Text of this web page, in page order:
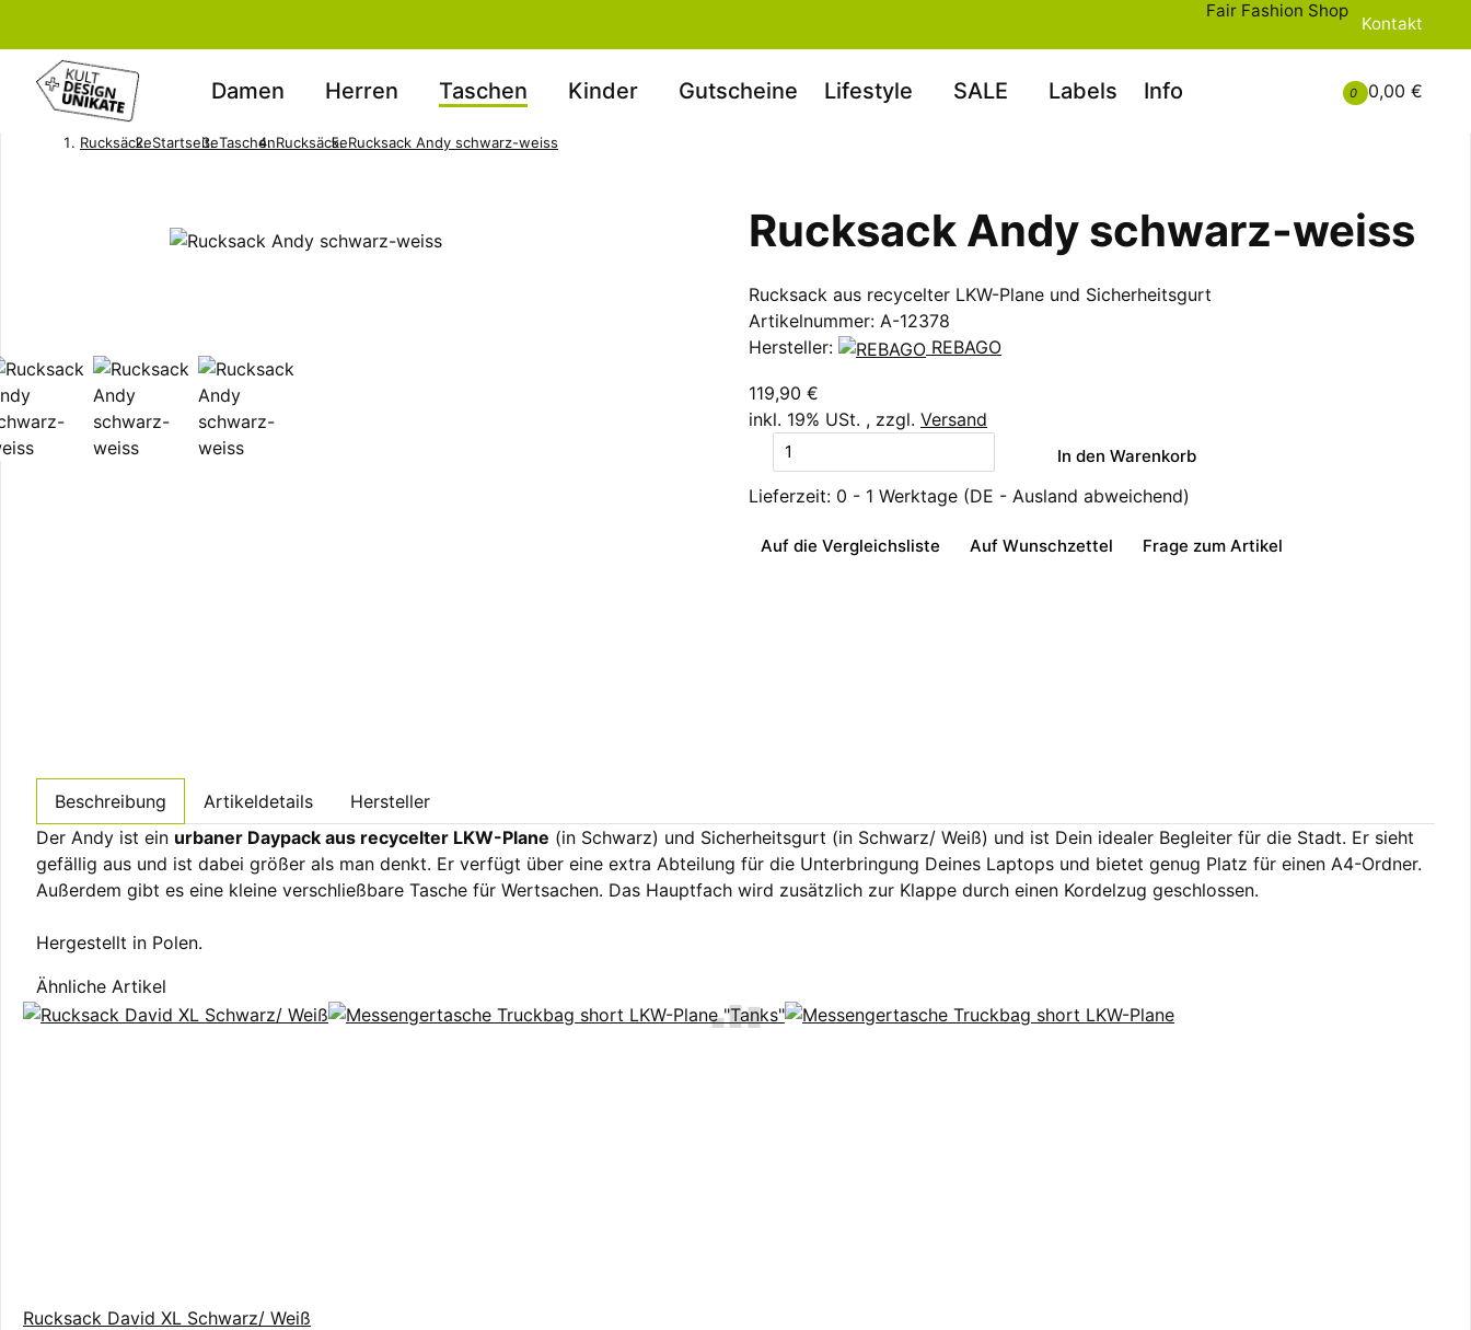
Kontakt
Fair Fashion Shop
0 0,00 €
Damen Herren Taschen Kinder Gutscheine Lifestyle SALE Labels Info
RucksäckeStartseiteTaschenRucksäckeRucksack Andy schwarz-weiss
Rucksack Andy schwarz-weiss
Rucksack aus recycelter LKW-Plane und Sicherheitsgurt
Artikelnummer: A-12378
Hersteller:
REBAGO
119,90 €
inkl. 19% USt. , zzgl. Versand
In den Warenkorb
Lieferzeit: 0 - 1 Werktage (DE - Ausland abweichend)
Auf die Vergleichsliste Auf Wunschzettel Frage zum Artikel
Beschreibung Artikeldetails
Hersteller
Der Andy ist ein urbaner Daypack aus recycelter LKW-Plane (in Schwarz) und Sicherheitsgurt (in Schwarz/ Weiß) und ist Dein idealer Begleiter für die Stadt. Er sieht
gefällig aus und ist dabei größer als man denkt. Er verfügt über eine extra Abteilung für die Unterbringung Deines Laptops und bietet genug Platz für einen A4-Ordner.
Außerdem gibt es eine kleine verschließbare Tasche für Wertsachen. Das Hauptfach wird zusätzlich zur Klappe durch einen Kordelzug geschlossen.
Hergestellt in Polen.
Ähnliche Artikel
Rucksack David XL Schwarz/ Weiß